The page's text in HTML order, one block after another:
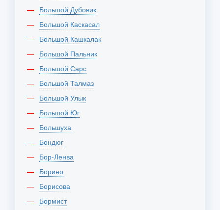
Большой Дубовик
Большой Каскасал
Большой Кашкалак
Большой Пальник
Большой Сарс
Большой Талмаз
Большой Улык
Большой Юг
Большуха
Бондюг
Бор-Ленва
Борино
Борисова
Бормист